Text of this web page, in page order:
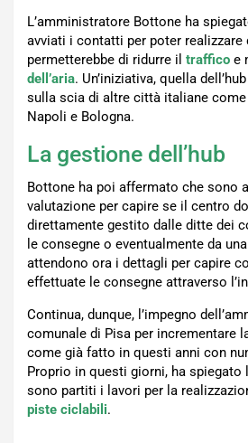
L’amministratore Bottone ha
avviati i contatti per poter
permetterebbe di ridurre il traffico e
dell’aria. Un’iniziativa, quella
sulla scia di altre città italiane come
Napoli e Bologna.
La gestione dell’hub
Bottone ha poi affermato che sono
valutazione per capire se il centro
direttamente gestito dalle ditte dei
le consegne o eventualmente da una
attendono ora i dettagli per capire
effettuate le consegne attraverso
Continua, dunque, l’impegno
comunale di Pisa per incrementare
come già fatto in questi anni con
Proprio in questi giorni, ha spiegato
sono partiti i lavori per la
piste ciclabili.